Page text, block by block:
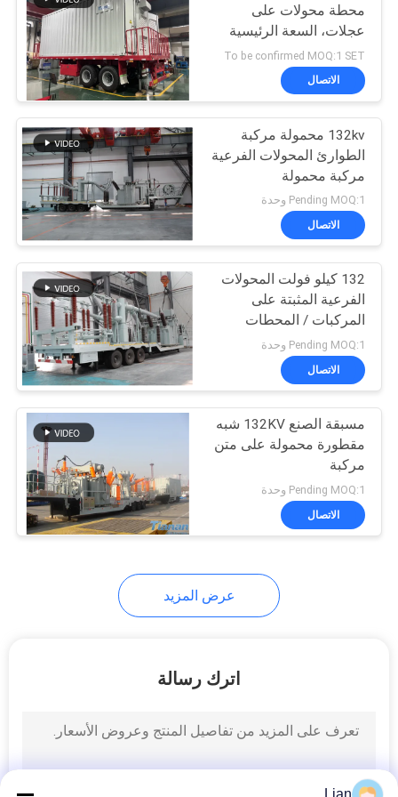
مفاتيح الجهد المنخفض
39
high voltage circuit
breaker
35
قواطع دوائر الجهد
المنخفض
9
تحميل التبديل
محطة محولات على
عجلات، السعة الرئيسية
للمحول 10 وحدة محول
متنقلة لإمدادات الطاقة
To be confirmed MOQ:1 SET
الاتصال
132kv محمولة مركبة
الطوارئ المحولات الفرعية
مركبة محمولة
Pending MOQ:1 وحدة
الاتصال
132 كيلو فولت المحولات
الفرعية المثبتة على
المركبات / المحطات
الفرعية المتنقلة سابقة
التجهيز
Pending MOQ:1 وحدة
الاتصال
مسبقة الصنع 132KV شبه
مقطورة محمولة على متن
مركبة
Pending MOQ:1 وحدة
الاتصال
عرض المزيد
اترك رسالة
Lian